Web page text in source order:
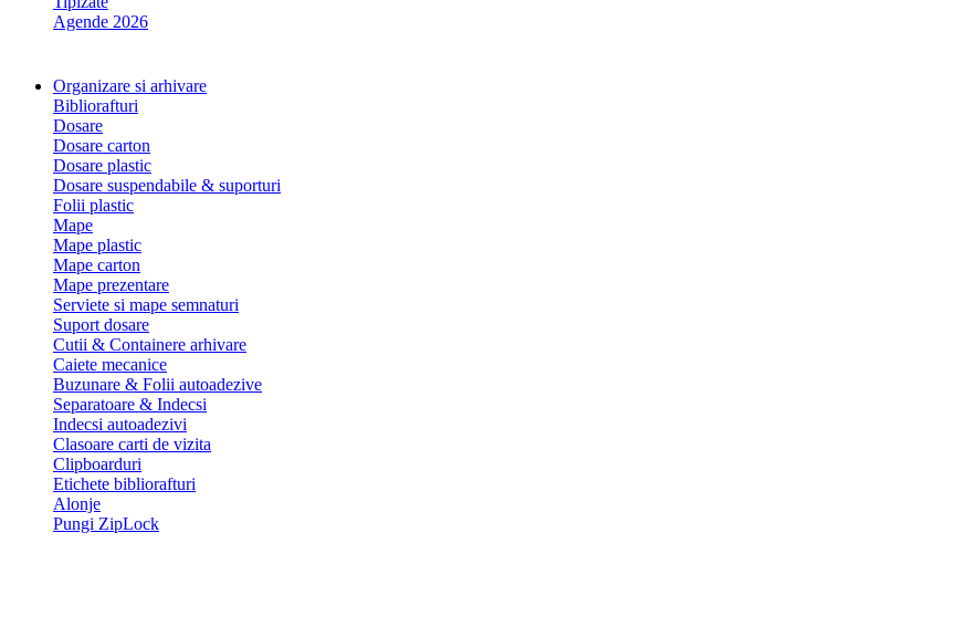
Agende 2026
Organizare si arhivare
Bibliorafturi
Dosare
Dosare carton
Dosare plastic
Dosare suspendabile & suporturi
Folii plastic
Mape
Mape plastic
Mape carton
Mape prezentare
Serviete si mape semnaturi
Suport dosare
Cutii & Containere arhivare
Caiete mecanice
Buzunare & Folii autoadezive
Separatoare & Indecsi
Indecsi autoadezivi
Clasoare carti de vizita
Clipboarduri
Etichete bibliorafturi
Alonje
Pungi ZipLock